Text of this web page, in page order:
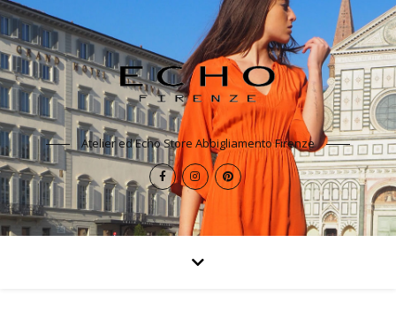
Atelier ed Echo Store Abbigliamento Firenze